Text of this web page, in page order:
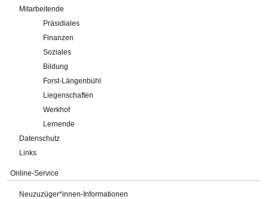
Mitarbeitende
Präsidiales
Finanzen
Soziales
Bildung
Forst-Längenbühl
Liegenschaften
Werkhof
Lernende
Datenschutz
Links
Online-Service
Neuzuzüger*innen-Informationen